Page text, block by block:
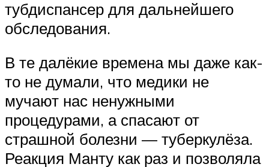
тубдиспансер для дальнейшего
обследования.
В те далёкие времена мы даже как-
то не думали, что медики не
мучают нас ненужными
процедурами, а спасают от
страшной болезни — туберкулёза.
Реакция Манту как раз и позволяла